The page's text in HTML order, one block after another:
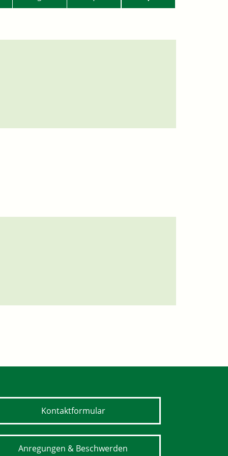
Kontaktformular
Anregungen & Beschwerden